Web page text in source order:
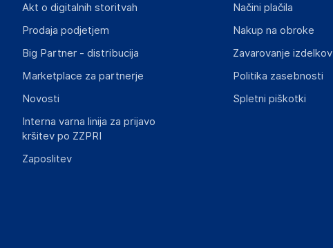
Germany
Akt o digitalnih storitvah
Prodaja podjetjem
Big Partner - distribucija
Marketplace za partnerje
Novosti
Interna varna linija za prijavo
kršitev po ZZPRI
Zaposlitev
Načini plačila
Nakup na obroke
Zavarovanje izdelkov
Politika zasebnosti
Spletni piškotki